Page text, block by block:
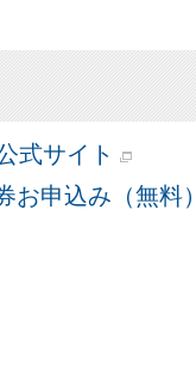
式サイト
お申込み（無料